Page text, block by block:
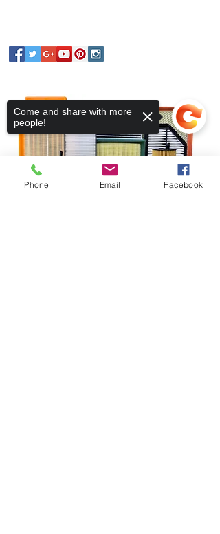
Phone Email Facebook
Come and share with more
people!